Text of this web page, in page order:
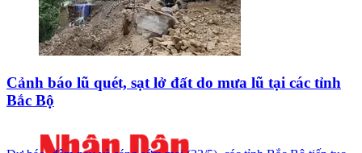
Cảnh báo lũ quét, sạt lở đất do mưa lũ tại các tỉnh
Bắc Bộ